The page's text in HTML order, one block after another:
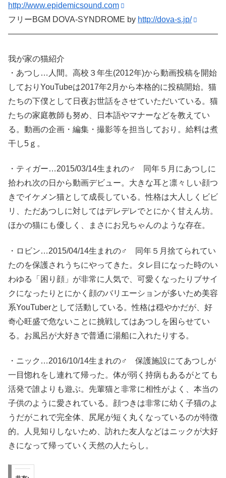
http://www.epidemicsound.com
フリーBGM DOVA-SYNDROME by http://dova-s.jp/
——————————————————————————
我が家の猫紹介
・あつし…人間。高校３年生(2012年)から動画投稿を開始
しておりYouTubeは2017年2月から本格的に投稿開始。猫
たちの下僕として日夜お世話をさせていただいている。猫
たちの家庭教師も努め、日本語やマナーなどを教えてい
る。動画の企画・編集・撮影等を担当しており。給料は煮
干し5ｇ。
・ティガー…2015/03/14生まれの♂ 同年５月にあつしに
拾われ次の日から動画デビュー。大きな耳と凛々しい顔つ
きでイケメン猫として成長している。性格は大人しくビビ
リ、ただあつしに対してはデレデレでとにかく甘えん坊。
ほかの猫にも優しく、まさにお兄ちゃんのような存在。
・ロビン…2015/04/14生まれの♂ 同年５月捨てられてい
たのを保護されうちにやってきた。タレ目になった時のい
わゆる「困り顔」が非常に人気で、可愛くなったりブサイ
クになったりとにかく顔のバリエーションが多いため美容
系YouTuberとして活動している。性格は穏やかだが、好
奇心旺盛で危ないことに挑戦してはあつしを困らせてい
る。お風呂が大好きで普通に湯船に入れたりする。
・ニック…2016/10/14生まれの♂ 保護施設にてあつしが
一目惚れをし連れて帰った。体が弱く持病もあるがとても
活発で誰よりも遊ぶ。先輩猫と非常に相性がよく、本当の
子供のように愛されている。顔つきは非常に幼く子猫のよ
うだがこれで完全体、尻尾が短く丸くなっているのが特徴
的。人見知りしないため、訪れた友人などはニックが大好
きになって帰っていく天然の人たらし。